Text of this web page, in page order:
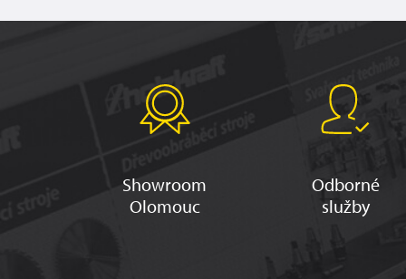
Showroom
Olomouc
Odborné
služby